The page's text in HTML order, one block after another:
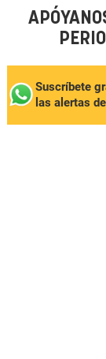
Suscríbete
las alertas